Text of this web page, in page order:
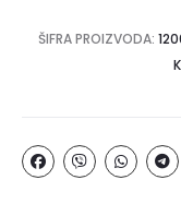
ŠIFRA PROIZVODA: